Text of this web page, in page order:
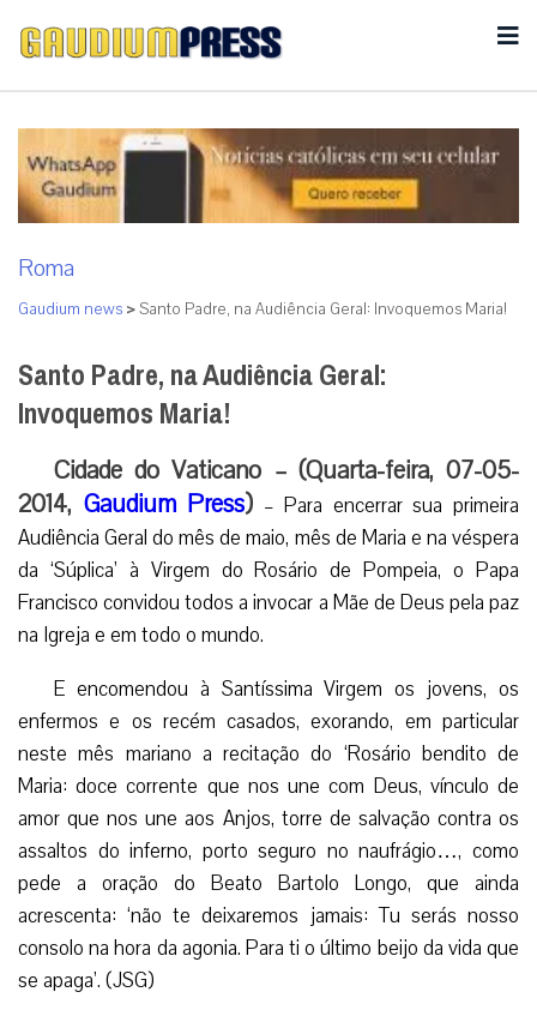
Roma
Gaudium news >Santo Padre, na Audiência Geral: Invoquemos Maria!
Santo Padre, na Audiência Geral:
Invoquemos Maria!
Cidade do Vaticano – (Quarta-feira, 07-05-
2014, Gaudium Press) – Para encerrar sua primeira
Audiência Geral do mês de maio, mês de Maria e na véspera
da ‘Súplica’ à Virgem do Rosário de Pompeia, o Papa
Francisco convidou todos a invocar a Mãe de Deus pela paz
na Igreja e em todo o mundo.
E encomendou à Santíssima Virgem os jovens, os
enfermos e os recém casados, exorando, em particular
neste mês mariano a recitação do ‘Rosário bendito de
Maria: doce corrente que nos une com Deus, vínculo de
amor que nos une aos Anjos, torre de salvação contra os
assaltos do inferno, porto seguro no naufrágio…, como
pede a oração do Beato Bartolo Longo, que ainda
acrescenta: ‘não te deixaremos jamais: Tu serás nosso
consolo na hora da agonia. Para ti o último beijo da vida que
se apaga’. (JSG)